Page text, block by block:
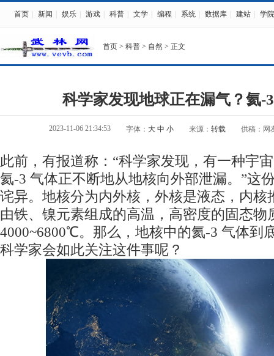
首页 新闻 娱乐 游戏 科普 文学 编程 系统 数据库 建站 学院
首页 > 科普 > 自然 > 正文
科学家发现地球正在漏气？氦-
2023-11-06 21:34:53 字体： 大 中 小 来源： 转载 供稿：网
此前，有报道称：“科学家发现，有一种宇
氦-3 气体正不断地从地核向外部泄漏。”这
诧异。地核分为内外核，外核是液态，内核
由铁、镍元素组成的高温，高密度的固态物
4000~6800℃。那么，地核中的氦-3 气体到
科学家会如此关注这件事呢？